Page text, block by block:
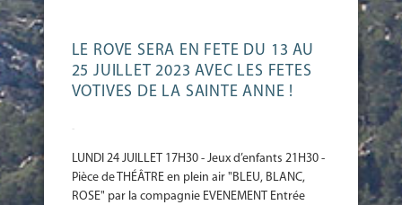
LE ROVE SERA EN FETE DU 13 AU
25 JUILLET 2023 AVEC LES FETES
VOTIVES DE LA SAINTE ANNE !
-
LUNDI 24 JUILLET 17H30 - Jeux d’enfants 21H30 -
Pièce de THÉÂTRE en plein air "BLEU, BLANC,
ROSE" par la compagnie EVENEMENT Entrée